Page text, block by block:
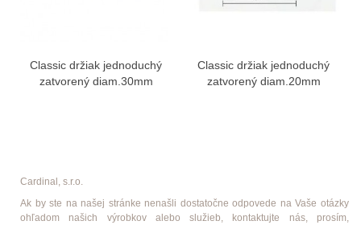
Classic držiak jednoduchý
zatvorený diam.30mm
Classic držiak jednoduchý
zatvorený diam.20mm
Cardinal, s.r.o.
Ak by ste na našej stránke nenašli dostatočne odpovede na Vaše otázky
ohľadom našich výrobkov alebo služieb, kontaktujte nás, prosím,